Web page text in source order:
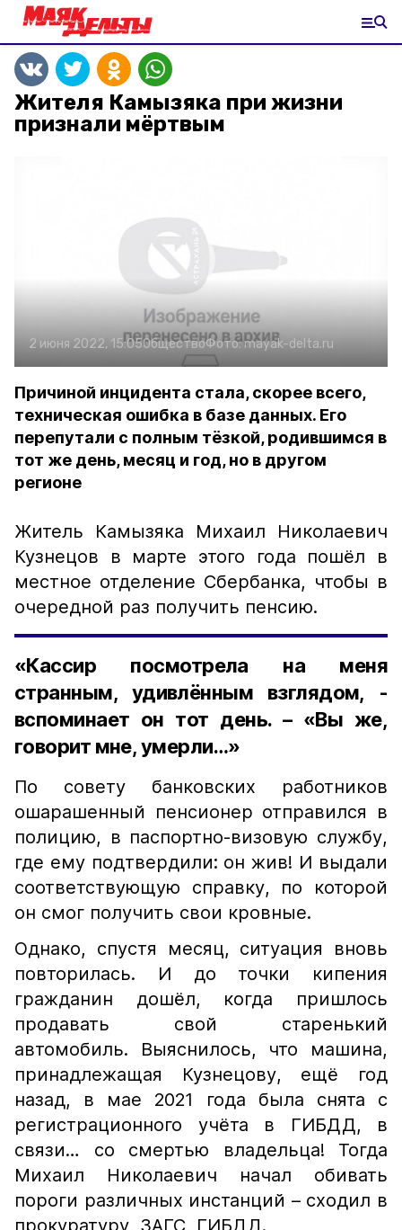
Жителя Камызяка при жизни
признали мёртвым
2 июня 2022, 15:05ОбществоФото:mayak-delta.ru
Причиной инцидента стала, скорее всего,
техническая ошибка в базе данных. Его
перепутали с полным тёзкой, родившимся в
тот же день, месяц и год, но в другом
регионе
Житель Камызяка Михаил Николаевич
Кузнецов в марте этого года пошёл в
местное отделение Сбербанка, чтобы в
очередной раз получить пенсию.
«Кассир посмотрела на меня
странным, удивлённым взглядом, -
вспоминает он тот день. – «Вы же,
говорит мне, умерли…»
По совету банковских работников
ошарашенный пенсионер отправился в
полицию, в паспортно-визовую службу,
где ему подтвердили: он жив! И выдали
соответствующую справку, по которой
он смог получить свои кровные.
Однако, спустя месяц, ситуация вновь
повторилась. И до точки кипения
гражданин дошёл, когда пришлось
продавать свой старенький
автомобиль. Выяснилось, что машина,
принадлежащая Кузнецову, ещё год
назад, в мае 2021 года была снята с
регистрационного учёта в ГИБДД, в
связи… со смертью владельца! Тогда
Михаил Николаевич начал обивать
пороги различных инстанций – сходил в
прокуратуру, ЗАГС, ГИБДД.